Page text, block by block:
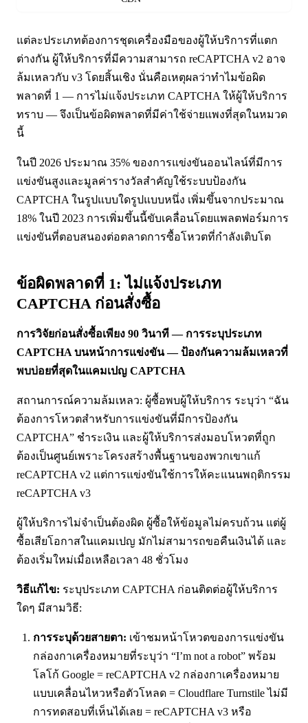
แต่ละประเภทต้องการชุดเครื่องมือของผู้ให้บริการที่แตก
ต่างกัน ผู้ให้บริการที่มีความสามารถ reCAPTCHA v2 อาจ
ล้มเหลวกับ v3 โดยสิ้นเชิง นั่นคือเหตุผลว่าทำไมข้อผิด
พลาดที่ 1 — การไม่แจ้งประเภท CAPTCHA ให้ผู้ให้บริการ
ทราบ — จึงเป็นข้อผิดพลาดที่มีค่าใช้จ่ายแพงที่สุดในหมวด
นี้
ในปี 2026 ประมาณ 35% ของการแข่งขันออนไลน์ที่มีการ
แข่งขันสูงและมูลค่ารางวัลสำคัญใช้ระบบป้องกัน
CAPTCHA ในรูปแบบใดรูปแบบหนึ่ง เพิ่มขึ้นจากประมาณ
18% ในปี 2023 การเพิ่มขึ้นนี้ขับเคลื่อนโดยแพลตฟอร์มการ
แข่งขันที่ตอบสนองต่อตลาดการซื้อโหวตที่กำลังเติบโต
ข้อผิดพลาดที่ 1: ไม่แจ้งประเภท
CAPTCHA ก่อนสั่งซื้อ
การวิจัยก่อนสั่งซื้อเพียง 90 วินาที — การระบุประเภท
CAPTCHA บนหน้าการแข่งขัน — ป้องกันความล้มเหลวที่
พบบ่อยที่สุดในแคมเปญ CAPTCHA
สถานการณ์ความล้มเหลว: ผู้ซื้อพบผู้ให้บริการ ระบุว่า “ฉัน
ต้องการโหวตสำหรับการแข่งขันที่มีการป้องกัน
CAPTCHA” ชำระเงิน และผู้ให้บริการส่งมอบโหวตที่ถูก
ต้องเป็นศูนย์เพราะโครงสร้างพื้นฐานของพวกเขาแก้
reCAPTCHA v2 แต่การแข่งขันใช้การให้คะแนนพฤติกรรม
reCAPTCHA v3
ผู้ให้บริการไม่จำเป็นต้องผิด ผู้ซื้อให้ข้อมูลไม่ครบถ้วน แต่ผู้
ซื้อเสียโอกาสในแคมเปญ มักไม่สามารถขอคืนเงินได้ และ
ต้องเริ่มใหม่เมื่อเหลือเวลา 48 ชั่วโมง
วิธีแก้ไข: ระบุประเภท CAPTCHA ก่อนติดต่อผู้ให้บริการ
ใดๆ มีสามวิธี:
การระบุด้วยสายตา: เข้าชมหน้าโหวตของการแข่งขัน
กล่องกาเครื่องหมายที่ระบุว่า “I’m not a robot” พร้อม
โลโก้ Google = reCAPTCHA v2 กล่องกาเครื่องหมาย
แบบเคลื่อนไหวหรือตัวโหลด = Cloudflare Turnstile ไม่มี
การทดสอบที่เห็นได้เลย = reCAPTCHA v3 หรือ